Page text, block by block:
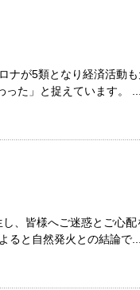
ナが5類となり経済活動
た」と捉えています。 ...
、皆様へご迷惑とご心
ると自然発火との結論で...